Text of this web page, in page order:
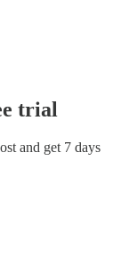
trial
and get 7 days